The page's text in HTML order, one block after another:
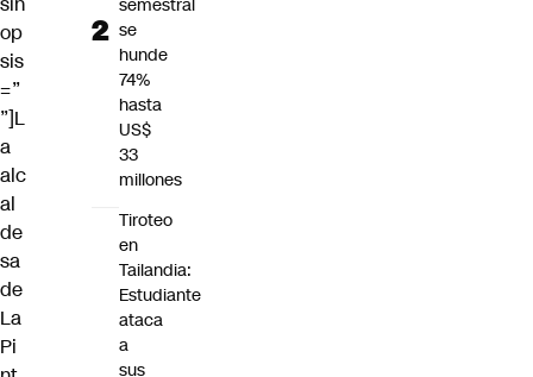
op
sis
=”
”]L
a
alc
al
de
sa
de
La
Pi
semestral
se
hunde
74%
hasta
US$
33
millones
Tiroteo
en
Tailandia:
Estudiante
ataca
a
sus